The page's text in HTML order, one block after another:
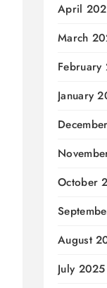
April
March
February
January
October
August
July 2025